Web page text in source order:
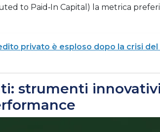
to Paid‑In Capital) la metrica
privato è esploso dopo la crisi
strumenti